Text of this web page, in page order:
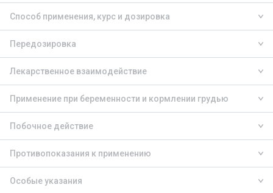
Способ применения, курс и дозировка
Передозировка
Лекарственное взаимодействие
Применение при беременности и кормлении грудью
Побочное действие
Противопоказания к применению
Особые указания